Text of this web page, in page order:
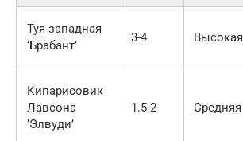
Туя западная
‘Брабант’
3-4 Высокая
Кипарисовик
Лавсона
‘Элвуди’
1.5-2 Средняя